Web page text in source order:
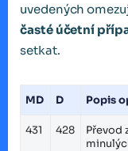
uvedených
časté účetní
setkat.
MD D Popis
431 428
Převod